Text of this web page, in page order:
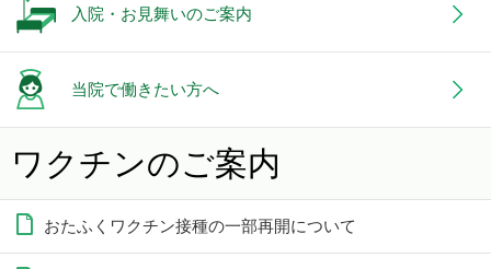
入院・お見舞いのご案内
当院で働きたい方へ
ワクチンのご案内
おたふくワクチン接種の一部再開について